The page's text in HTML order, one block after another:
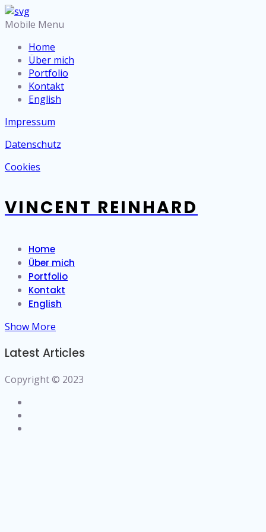
Mobile Menu
Home
Über mich
Portfolio
Kontakt
English
Impressum
Datenschutz
Cookies
VINCENT REINHARD
Home
Über mich
Portfolio
Kontakt
English
Show More
Latest Articles
Copyright © 2023